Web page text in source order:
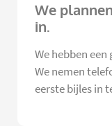
We
in.
We hebben
We nemen
eerste bijles in